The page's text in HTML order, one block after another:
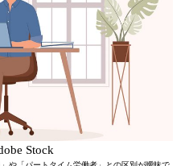
Stock